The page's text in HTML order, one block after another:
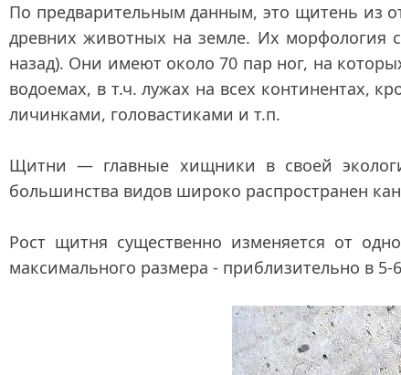
По предварительным данным, это щитень из
древних животных на земле. Их морфология
назад). Они имеют около 70 пар ног, на
водоемах, в т.ч. лужах на всех континентах,
личинками, головастиками и т.п.
Щитни — главные хищники в своей
большинства видов широко распространен
Рост щитня существенно изменяется от
максимального размера - приблизительно в 5-